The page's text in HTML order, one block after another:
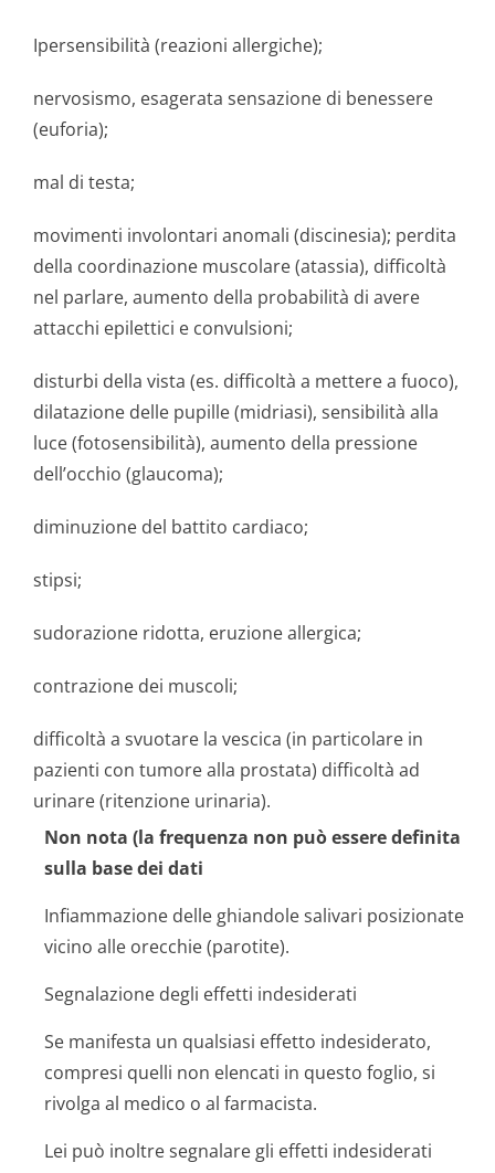
Ipersensibilità (reazioni allergiche);
nervosismo, esagerata sensazione di benessere
(euforia);
mal di testa;
movimenti involontari anomali (discinesia); perdita
della coordinazione muscolare (atassia), difficoltà
nel parlare, aumento della probabilità di avere
attacchi epilettici e convulsioni;
disturbi della vista (es. difficoltà a mettere a fuoco),
dilatazione delle pupille (midriasi), sensibilità alla
luce (fotosensibilità), aumento della pressione
dell’occhio (glaucoma);
diminuzione del battito cardiaco;
stipsi;
sudorazione ridotta, eruzione allergica;
contrazione dei muscoli;
difficoltà a svuotare la vescica (in particolare in
pazienti con tumore alla prostata) difficoltà ad
urinare (ritenzione urinaria).
Non nota (la frequenza non può essere definita
sulla base dei dati
Infiammazione delle ghiandole salivari posizionate
vicino alle orecchie (parotite).
Segnalazione degli effetti indesiderati
Se manifesta un qualsiasi effetto indesiderato,
compresi quelli non elencati in questo foglio, si
rivolga al medico o al farmacista.
Lei può inoltre segnalare gli effetti indesiderati